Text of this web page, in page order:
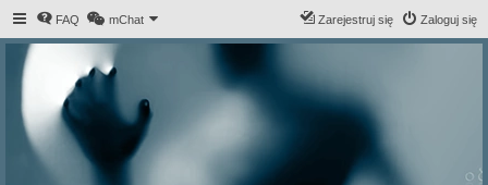
FAQ mChat Zaloguj się
Zarejestruj się